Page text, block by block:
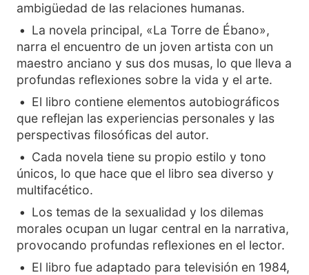
ambigüedad de las relaciones humanas.
La novela principal, «La Torre de Ébano»,
narra el encuentro de un joven artista con un
maestro anciano y sus dos musas, lo que lleva a
profundas reflexiones sobre la vida y el arte.
El libro contiene elementos autobiográficos
que reflejan las experiencias personales y las
perspectivas filosóficas del autor.
Cada novela tiene su propio estilo y tono
únicos, lo que hace que el libro sea diverso y
multifacético.
Los temas de la sexualidad y los dilemas
morales ocupan un lugar central en la narrativa,
provocando profundas reflexiones en el lector.
El libro fue adaptado para televisión en 1984,